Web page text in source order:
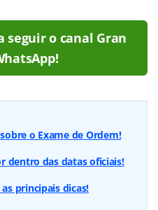
seguir o canal Gran
o Exame de Ordem!
dentro das datas oficiais!
principais dicas!